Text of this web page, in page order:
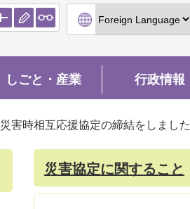
しごと・産業 行政情報
災害時相互応援協定の締結をしました
災害協定に関すること